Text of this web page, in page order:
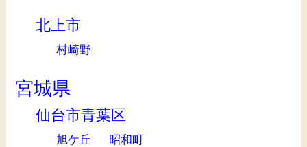
北上市
村崎野
宮城県
仙台市青葉区
旭ケ丘 昭和町